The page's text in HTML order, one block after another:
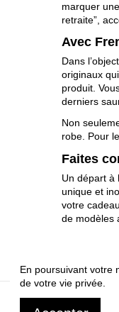
marquer
retraite”,
Avec
Dans
originaux
produit.
derniers
Non
robe. Pour
Faites
Un départ à
unique et
votre
de modèles
En poursuivant votre
de votre vie privée.